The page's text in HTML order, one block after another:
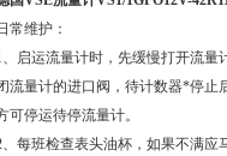
常维护：
、启运流量计时，先缓慢打开流
流量计的进口阀，待计数器*停止
可停运待停流量计。
、每班检查表头油杯，如果不满